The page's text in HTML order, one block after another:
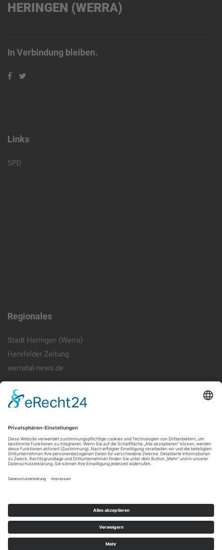
HERINGEN (WERRA)
In Verbindung bleiben.
Links
SPD
Regionales
Stadt Heringen (Werra)
Hersfelder Zeitung
werratal-news.de
© 2026 SPD Heringen (Werra).Impressum